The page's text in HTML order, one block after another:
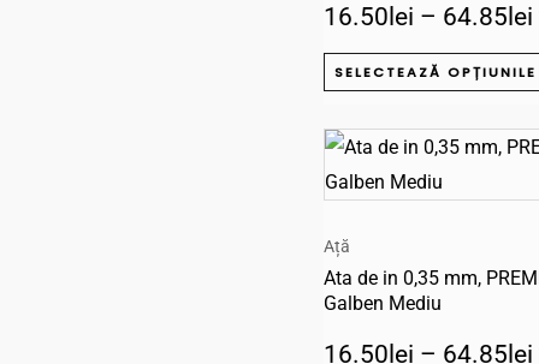
16.50 lei – 64.85 lei
SELECTEAZĂ OPȚIUNILE
Ață
Ata de in 0,35 mm,
Galben Mediu
16.50 lei – 64.85 lei